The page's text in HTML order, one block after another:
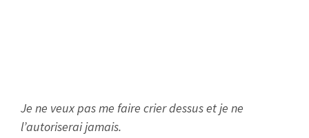
Je ne veux pas me faire crier dessus et je ne
l’autoriserai jamais.